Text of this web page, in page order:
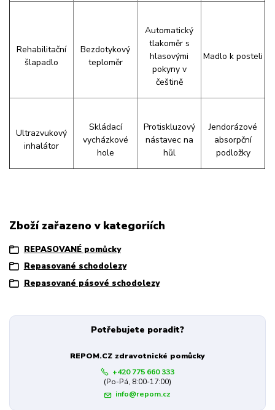
Rehabilitační
šlapadlo
Bezdotykový
teploměr
Automatický
tlakoměr s
hlasovými
pokyny v
češtině
Madlo k posteli
Ultrazvukový
inhalátor
Skládací
vycházkové
hole
Protiskluzový
nástavec na
hůl
Jendorázové
absorpční
podložky
Zboží zařazeno v kategoriích
REPASOVANÉ pomůcky
Repasované schodolezy
Repasované pásové schodolezy
Potřebujete poradit?
REPOM.CZ zdravotnické pomůcky
+420 775 660 333
(Po-Pá, 8:00-17:00)
info@repom.cz